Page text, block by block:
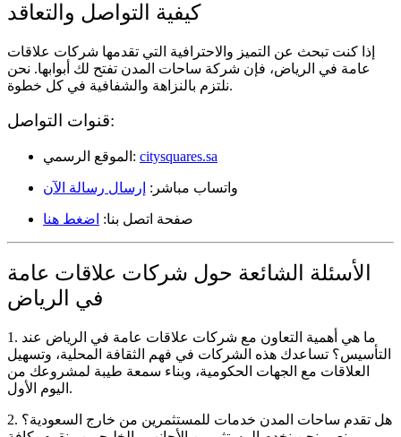
كيفية التواصل والتعاقد
إذا كنت تبحث عن التميز والاحترافية التي تقدمها شركات علاقات
عامة في الرياض، فإن شركة ساحات المدن تفتح لك أبوابها. نحن
نلتزم بالنزاهة والشفافية في كل خطوة.
قنوات التواصل:
الموقع الرسمي: citysquares.sa
واتساب مباشر: إرسال رسالة الآن
صفحة اتصل بنا: اضغط هنا
الأسئلة الشائعة حول شركات علاقات عامة
في الرياض
1. ما هي أهمية التعاون مع شركات علاقات عامة في الرياض عند
التأسيس؟ تساعدك هذه الشركات في فهم الثقافة المحلية، وتسهيل
العلاقات مع الجهات الحكومية، وبناء سمعة طيبة لمشروعك من
اليوم الأول.
2. هل تقدم ساحات المدن خدمات للمستثمرين من خارج السعودية؟